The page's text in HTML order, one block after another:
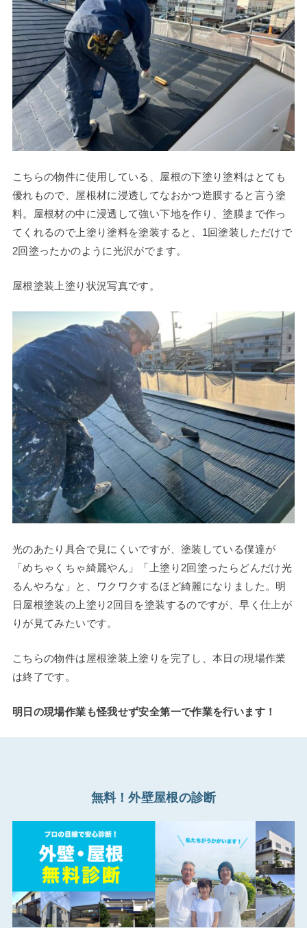
こちらの物件に使用している、屋根の下塗り塗料はとても
優れもので、屋根材に浸透してなおかつ造膜すると言う塗
料。屋根材の中に浸透して強い下地を作り、塗膜まで作っ
てくれるので上塗り塗料を塗装すると、1回塗装しただけで
2回塗ったかのように光沢がでます。
屋根塗装上塗り状況写真です。
光のあたり具合で見にくいですが、塗装している僕達が
「めちゃくちゃ綺麗やん」「上塗り2回塗ったらどんだけ光
るんやろな」と、ワクワクするほど綺麗になりました。明
日屋根塗装の上塗り2回目を塗装するのですが、早く仕上が
りが見てみたいです。
こちらの物件は屋根塗装上塗りを完了し、本日の現場作業
は終了です。
明日の現場作業も怪我せず安全第一で作業を行います！
無料！外壁屋根の診断